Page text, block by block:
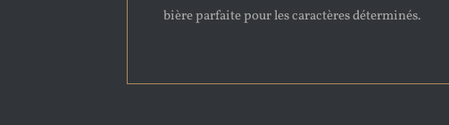
bière parfaite pour les caractères déterminés.